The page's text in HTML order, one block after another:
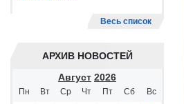
Весь список
АРХИВ НОВОСТЕЙ
Август 2026
Пн Вт Ср Чт Пт Сб
Вс